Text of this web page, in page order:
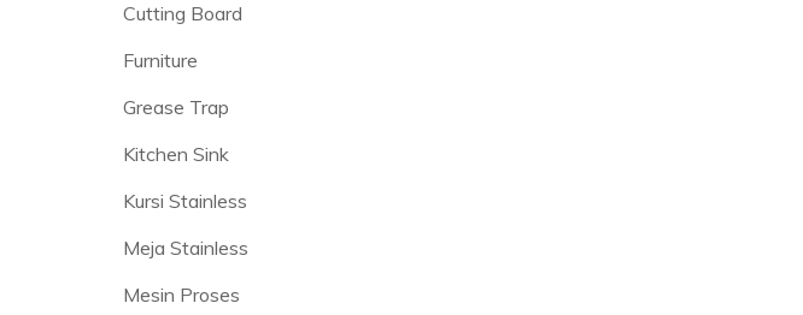
Cutting Board
Furniture
Grease Trap
Kitchen Sink
Kursi Stainless
Meja Stainless
Mesin Proses